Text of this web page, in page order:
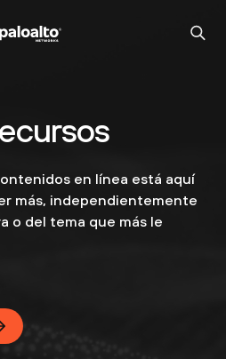
en línea está aquí
más, independientemente
o del tema que más le